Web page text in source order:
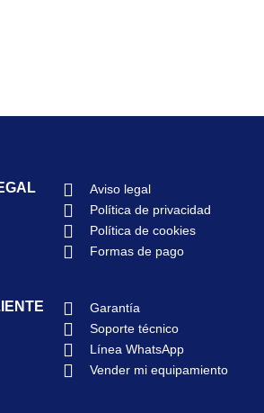
Aviso legal
Política de privacidad
Política de cookies
Formas de pago
Garantía
Soporte técnico
Línea WhatsApp
Vender mi equipamiento